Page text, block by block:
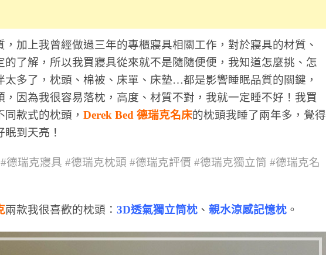
加上我曾經做過三年的專櫃寢具相關工作，對於寢具的材質、
的了解，所以我買寢具從來就不是隨隨便便，我知道怎麼挑、怎
太多了，枕頭、棉被、床單、床墊…都是影響睡眠品質的關鍵，
，因為我很容易落枕，高度、材質不對，我就一定睡不好！我買
款式的枕頭， Derek Bed 德瑞克名床的枕頭我睡了兩年多，覺得
到天亮！
德瑞克寢具 #德瑞克枕頭 #德瑞克評價 #德瑞克獨立筒 #德瑞克名
兩款我很喜歡的枕頭： 3D透氣獨立筒枕 、 親水涼感記憶枕 。